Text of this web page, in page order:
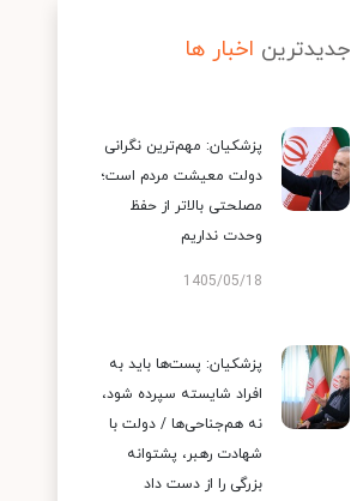
جدیدترین اخبار ها
پزشکیان: مهم‌ترین نگرانی
دولت معیشت مردم است؛
مصلحتی بالاتر از حفظ
وحدت نداریم
1405/05/18
پزشکیان: پست‌ها باید به
افراد شایسته سپرده شود،
نه هم‌جناحی‌ها / دولت با
شهادت رهبر، پشتوانه
بزرگی را از دست داد